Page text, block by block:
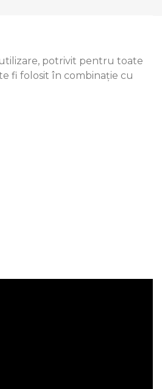
potrivit pentru toate
fi folosit în combinație cu